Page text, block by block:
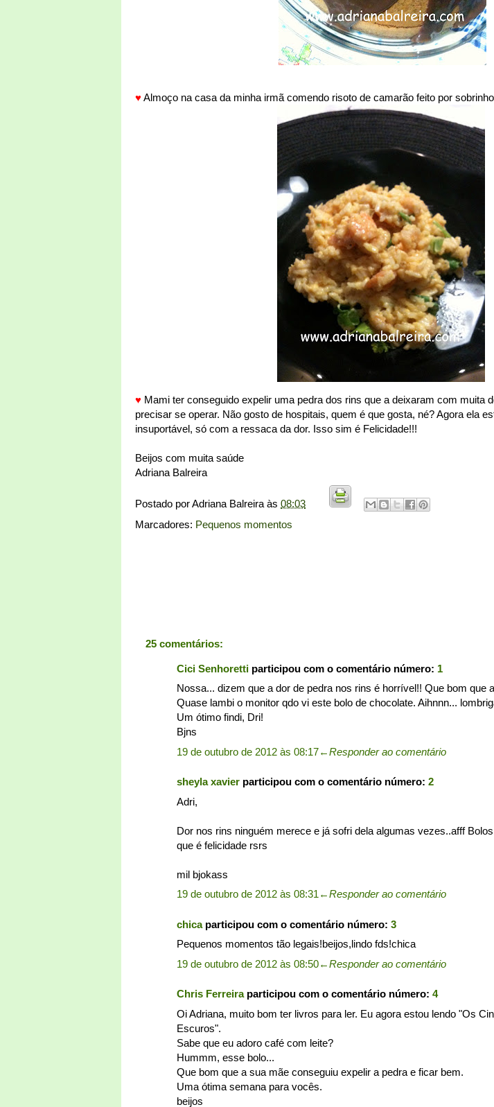
♥Almoço na casa da minha irmã comendo risoto de camarão feito por
♥ Mami ter conseguido expelir uma pedra dos rins que a deixaram com muita
precisar se operar. Não gosto de hospitais, quem é que gosta, né? Agora ela
insuportável, só com a ressaca da dor. Isso sim é Felicidade!!!
Beijos com muita saúde
Adriana Balreira
Postado porAdriana Balreira às 08:03
Marcadores: Pequenos momentos
25 comentários:
Cici Senhoretti participou com o comentário número: 1
Nossa... dizem que a dor de pedra nos rins é horrível!! Que bom que
Quase lambi o monitor qdo vi este bolo de chocolate. Aihnnn...
Um ótimo findi, Dri!
Bjns
19 de outubro de 2012 às 08:17←Responder ao comentário
sheyla xavier participou com o comentário número: 2
Adri,
Dor nos rins ninguém merece e já sofri dela algumas vezes..afff
que é felicidade rsrs
mil bjokass
19 de outubro de 2012 às 08:31 ←Responder ao comentário
chicaparticipou com o comentário número: 3
Pequenos momentos tão legais!beijos,lindo fds!chica
19 de outubro de 2012 às 08:50←Responder ao comentário
Chris Ferreiraparticipou com o comentário número: 4
Oi Adriana, muito bom ter livros para ler. Eu agora estou lendo "Os
Escuros".
Sabe que eu adoro café com leite?
Hummm, esse bolo...
Que bom que a sua mãe conseguiu expelir a pedra e ficar bem.
Uma ótima semana para vocês.
beijos